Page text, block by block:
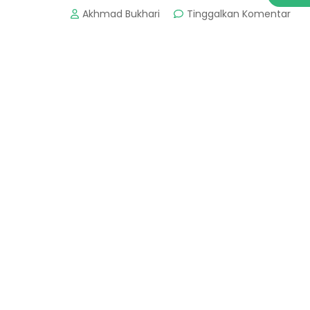
Akhmad Bukhari Tinggalkan Komentarpada